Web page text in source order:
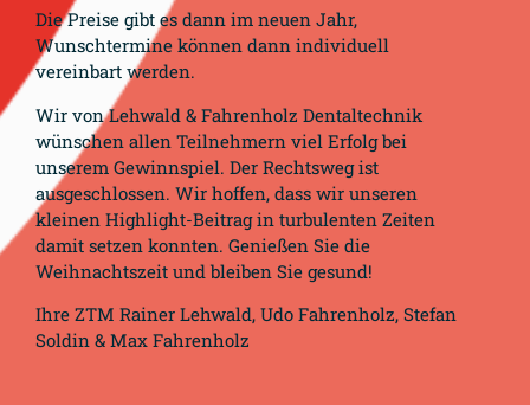
Die Preise gibt es dann im neuen Jahr,
Wunschtermine können dann individuell
vereinbart werden.
Wir von Lehwald & Fahrenholz Dentaltechnik
wünschen allen Teilnehmern viel Erfolg bei
unserem Gewinnspiel. Der Rechtsweg ist
ausgeschlossen. Wir hoffen, dass wir unseren
kleinen Highlight-Beitrag in turbulenten Zeiten
damit setzen konnten. Genießen Sie die
Weihnachtszeit und bleiben Sie gesund!
Ihre ZTM Rainer Lehwald, Udo Fahrenholz, Stefan
Soldin & Max Fahrenholz